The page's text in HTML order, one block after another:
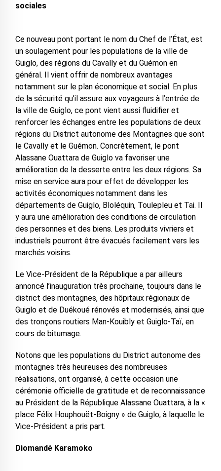
sociales
Ce nouveau pont portant le nom du Chef de l’État, est
un soulagement pour les populations de la ville de
Guiglo, des régions du Cavally et du Guémon en
général. Il vient offrir de nombreux avantages
notamment sur le plan économique et social. En plus
de la sécurité qu’il assure aux voyageurs à l’entrée de
la ville de Guiglo, ce pont vient aussi fluidifier et
renforcer les échanges entre les populations de deux
régions du District autonome des Montagnes que sont
le Cavally et le Guémon. Concrètement, le pont
Alassane Ouattara de Guiglo va favoriser une
amélioration de la desserte entre les deux régions. Sa
mise en service aura pour effet de développer les
activités économiques notamment dans les
départements de Guiglo, Bloléquin, Toulepleu et Tai. Il
y aura une amélioration des conditions de circulation
des personnes et des biens. Les produits vivriers et
industriels pourront être évacués facilement vers les
marchés voisins.
Le Vice-Président de la République a par ailleurs
annoncé l’inauguration très prochaine, toujours dans le
district des montagnes, des hôpitaux régionaux de
Guiglo et de Duékoué rénovés et modernisés, ainsi que
des tronçons routiers Man-Kouibly et Guiglo-Taï, en
cours de bitumage.
Notons que les populations du District autonome des
montagnes très heureuses des nombreuses
réalisations, ont organisé, à cette occasion une
cérémonie officielle de gratitude et de reconnaissance
au Président de la République Alassane Ouattara, à la «
place Félix Houphouët-Boigny » de Guiglo, à laquelle le
Vice-Président a pris part.
Diomandé Karamoko